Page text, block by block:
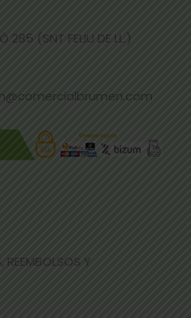
285 (SNT FELIU DE LL.)
Y